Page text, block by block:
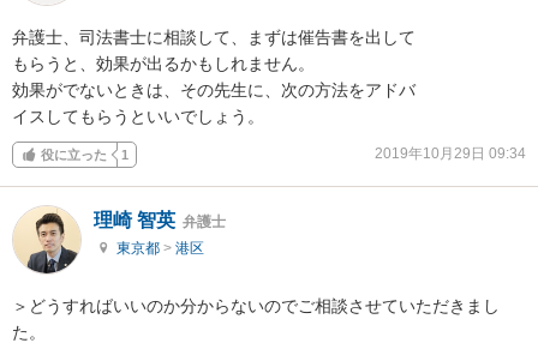
弁護士、司法書士に相談して、まずは催告書を出して
もらうと、効果が出るかもしれません。
効果がでないときは、その先生に、次の方法をアドバ
イスしてもらうといいでしょう。
役に立った 1 2019年10月29日 09:34
理崎 智英 弁護士
東京都 > 港区
＞どうすればいいのか分からないのでご相談させていただきまし
た。